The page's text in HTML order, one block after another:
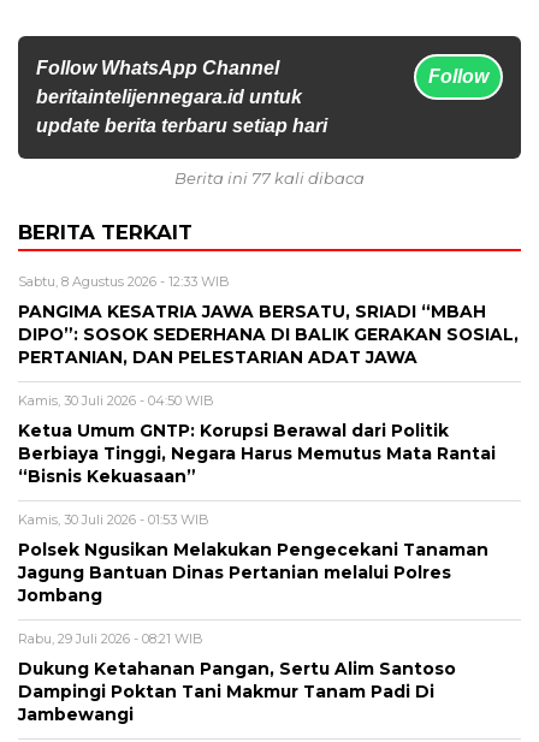
Follow WhatsApp Channel
beritaintelijennegara.id untuk
update berita terbaru setiap hari
Follow
Berita ini 77 kali dibaca
BERITA TERKAIT
Sabtu, 8 Agustus 2026 - 12:33 WIB
PANGIMA KESATRIA JAWA BERSATU, SRIADI “MBAH
DIPO”: SOSOK SEDERHANA DI BALIK GERAKAN SOSIAL,
PERTANIAN, DAN PELESTARIAN ADAT JAWA
Kamis, 30 Juli 2026 - 04:50 WIB
Ketua Umum GNTP: Korupsi Berawal dari Politik
Berbiaya Tinggi, Negara Harus Memutus Mata Rantai
“Bisnis Kekuasaan”
Kamis, 30 Juli 2026 - 01:53 WIB
Polsek Ngusikan Melakukan Pengecekani Tanaman
Jagung Bantuan Dinas Pertanian melalui Polres
Jombang
Rabu, 29 Juli 2026 - 08:21 WIB
Dukung Ketahanan Pangan, Sertu Alim Santoso
Dampingi Poktan Tani Makmur Tanam Padi Di
Jambewangi